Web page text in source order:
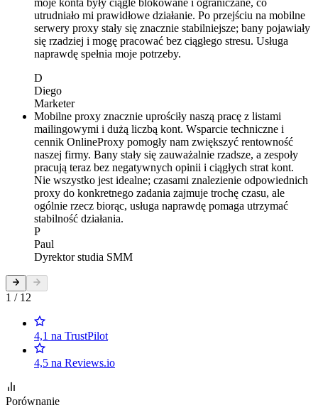
moje konta były ciągle blokowane i ograniczane, co
utrudniało mi prawidłowe działanie. Po przejściu na mobilne
serwery proxy stały się znacznie stabilniejsze; bany pojawiały
się rzadziej i mogę pracować bez ciągłego stresu. Usługa
naprawdę spełnia moje potrzeby.
D
Diego
Marketer
Mobilne proxy znacznie uprościły naszą pracę z listami
mailingowymi i dużą liczbą kont. Wsparcie techniczne i
cennik OnlineProxy pomogły nam zwiększyć rentowność
naszej firmy. Bany stały się zauważalnie rzadsze, a zespoły
pracują teraz bez negatywnych opinii i ciągłych strat kont.
Nie wszystko jest idealne; czasami znalezienie odpowiednich
proxy do konkretnego zadania zajmuje trochę czasu, ale
ogólnie rzecz biorąc, usługa naprawdę pomaga utrzymać
stabilność działania.
P
Paul
Dyrektor studia SMM
1 / 12
4,1 na TrustPilot
4,5 na Reviews.io
Porównanie